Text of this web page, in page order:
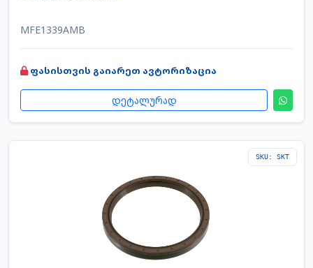
MFE1339AMB
ფასისთვის გაიარეთ ავტორიზაცია
დეტალურად
SKU: SKT